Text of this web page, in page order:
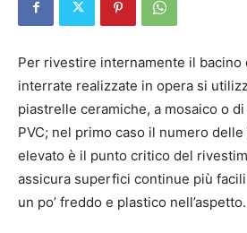
Per rivestire internamente il bacino
interrate realizzate in opera si
piastrelle ceramiche, a mosaico o
PVC; nel primo caso il numero
elevato è il punto critico del
assicura superfici continue più
un po’ freddo e plastico nell’aspetto.